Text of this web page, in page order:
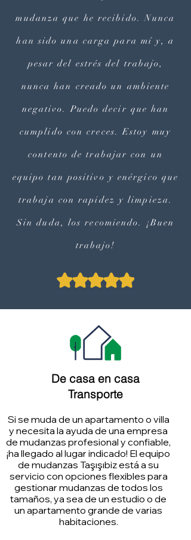
mudanza que he recibido. Nunca
han sido una carga para mí y, a
pesar del estrés del trabajo,
nunca han creado un ambiente
negativo. Puedo decir que han
cumplido con creces. Estoy muy
contento de trabajar con un
equipo tan positivo y enérgico que
trabaja con rapidez y limpieza.
Sin duda, los recomiendo. ¡Buen
trabajo!
De casa en casa
Transporte
Si se muda de un apartamento o villa
y necesita la ayuda de una empresa
de mudanzas profesional y confiable,
¡ha llegado al lugar indicado! El equipo
de mudanzas Taşışıbiz está a su
servicio con opciones flexibles para
gestionar mudanzas de todos los
tamaños, ya sea de un estudio o de
un apartamento grande de varias
habitaciones.